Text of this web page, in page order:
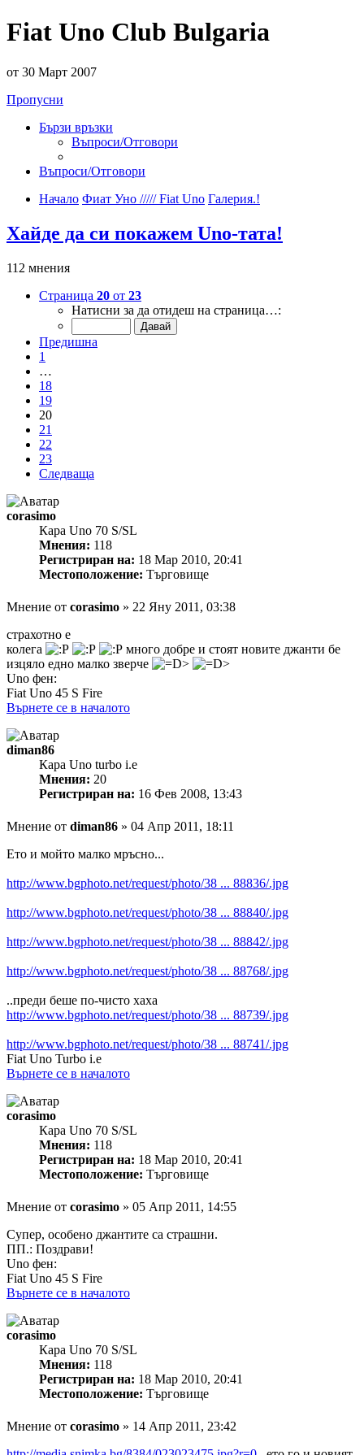
Fiat Uno Club Bulgaria
от 30 Март 2007
Пропусни
Бързи връзки
Въпроси/Отговори
Въпроси/Отговори
Начало Фиат Уно ///// Fiat Uno Галерия.!
Хайде да си покажем Uno-тата!
112 мнения
Страница 20 от 23
Натисни за да отидеш на страница…:
Предишна
1
…
18
19
20
21
22
23
Следваща
corasimo
Кара Uno 70 S/SL
Мнения: 118
Регистриран на: 18 Мар 2010, 20:41
Местоположение: Търговище
Мнение от corasimo » 22 Яну 2011, 03:38
страхотно е
колега
много добре и стоят новите джанти бе
изцяло едно малко зверче
Uno фен:
Fiat Uno 45 S Fire
Върнете се в началото
diman86
Кара Uno turbo i.e
Мнения: 20
Регистриран на: 16 Фев 2008, 13:43
Мнение от diman86 » 04 Апр 2011, 18:11
Ето и мойто малко мръсно...
http://www.bgphoto.net/request/photo/38 ... 88836/.jpg
http://www.bgphoto.net/request/photo/38 ... 88840/.jpg
http://www.bgphoto.net/request/photo/38 ... 88842/.jpg
http://www.bgphoto.net/request/photo/38 ... 88768/.jpg
..преди беше по-чисто хаха
http://www.bgphoto.net/request/photo/38 ... 88739/.jpg
http://www.bgphoto.net/request/photo/38 ... 88741/.jpg
Fiat Uno Turbo i.e
Върнете се в началото
corasimo
Кара Uno 70 S/SL
Мнения: 118
Регистриран на: 18 Мар 2010, 20:41
Местоположение: Търговище
Мнение от corasimo » 05 Апр 2011, 14:55
Супер, особено джантите са страшни.
ПП.: Поздрави!
Uno фен:
Fiat Uno 45 S Fire
Върнете се в началото
corasimo
Кара Uno 70 S/SL
Мнения: 118
Регистриран на: 18 Мар 2010, 20:41
Местоположение: Търговище
Мнение от corasimo » 14 Апр 2011, 23:42